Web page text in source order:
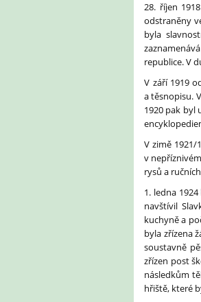
28. říjen
odstraněny
byla
republice. V
V září 1919
a těsnopisu.
1920 pak byl
V zimě
v
rysů a
1. ledna
navštívil
kuchyně a
byla zřízena
soustavně
zřízen post
následkům
hřiště, které